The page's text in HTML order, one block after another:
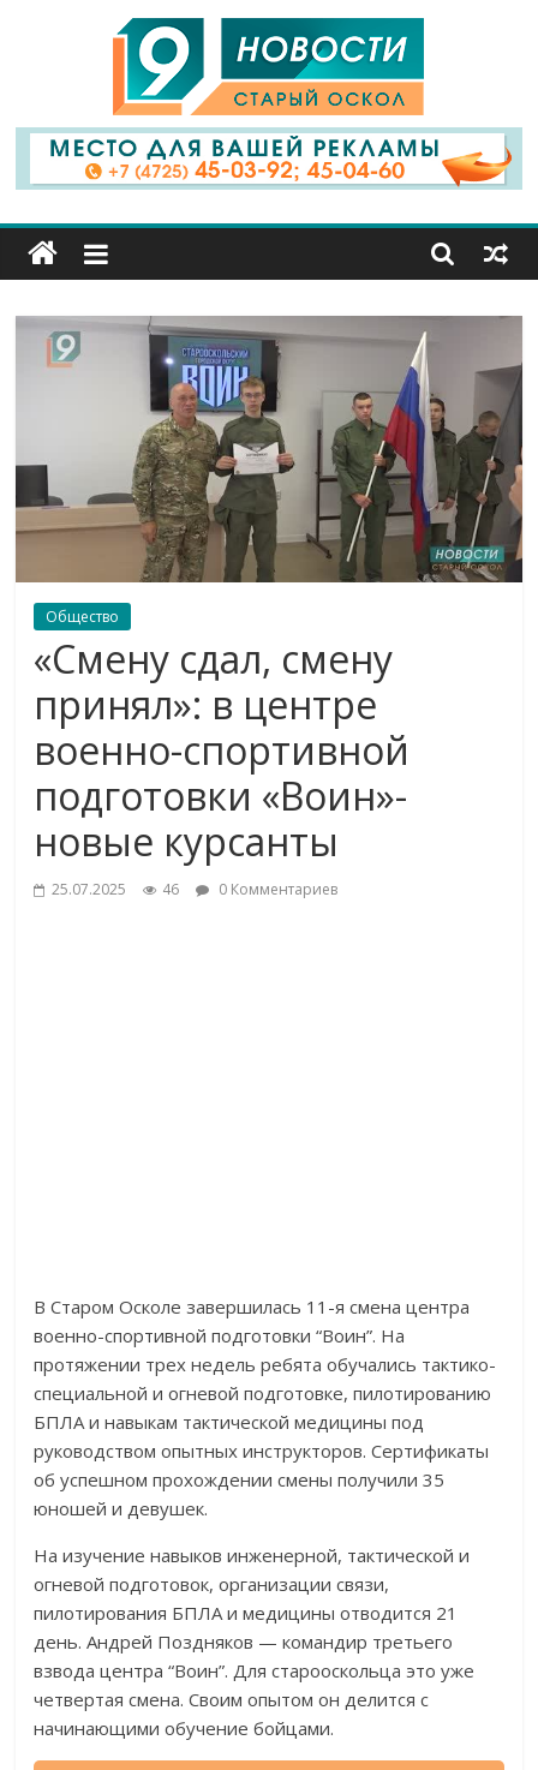
9
Канал
Старый
Оскол
Общество
«Смену сдал, смену
принял»: в центре
военно-спортивной
подготовки «Воин»-
новые курсанты
25.07.2025 46 0 Комментариев
В Старом Осколе завершилась 11-я смена центра
военно-спортивной подготовки “Воин”. На
протяжении трех недель ребята обучались тактико-
специальной и огневой подготовке, пилотированию
БПЛА и навыкам тактической медицины под
руководством опытных инструкторов. Сертификаты
об успешном прохождении смены получили 35
юношей и девушек.
На изучение навыков инженерной, тактической и
огневой подготовок, организации связи,
пилотирования БПЛА и медицины отводится 21
день. Андрей Поздняков — командир третьего
взвода центра “Воин”. Для старооскольца это уже
четвертая смена. Своим опытом он делится с
начинающими обучение бойцами.